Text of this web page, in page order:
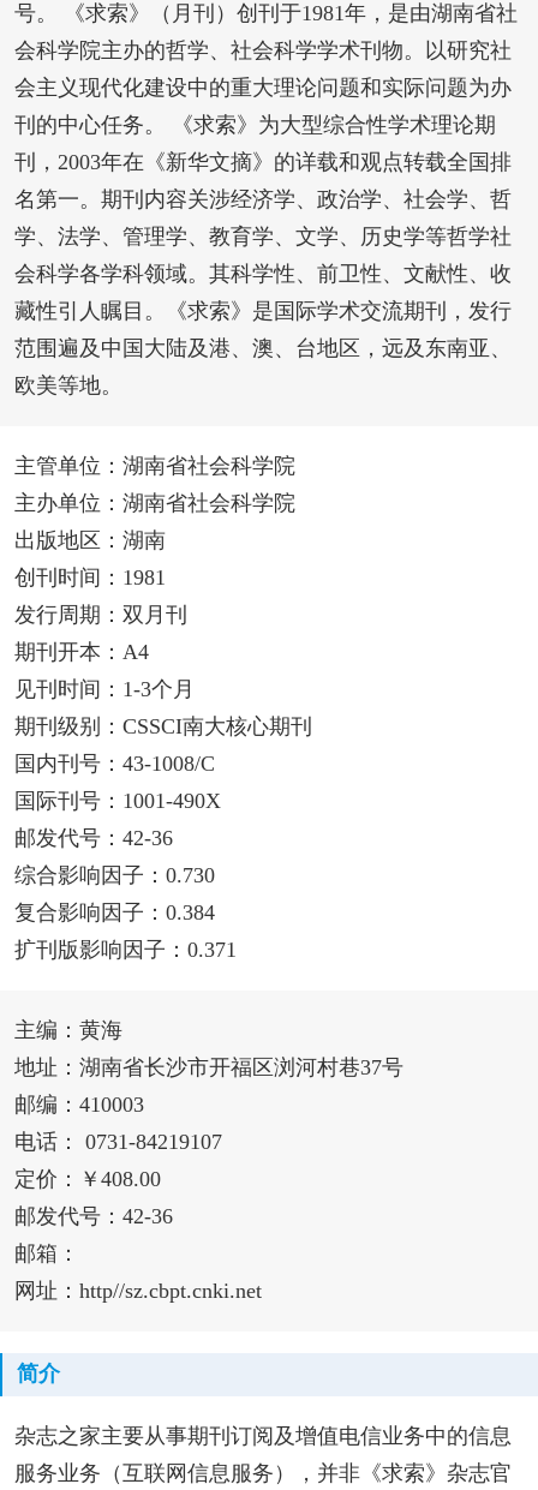
号。 《求索》（月刊）创刊于1981年，是由湖南省社
会科学院主办的哲学、社会科学学术刊物。以研究社
会主义现代化建设中的重大理论问题和实际问题为办
刊的中心任务。 《求索》为大型综合性学术理论期
刊，2003年在《新华文摘》的详载和观点转载全国排
名第一。期刊内容关涉经济学、政治学、社会学、哲
学、法学、管理学、教育学、文学、历史学等哲学社
会科学各学科领域。其科学性、前卫性、文献性、收
藏性引人瞩目。《求索》是国际学术交流期刊，发行
范围遍及中国大陆及港、澳、台地区，远及东南亚、
欧美等地。
主管单位：湖南省社会科学院
主办单位：湖南省社会科学院
出版地区：湖南
创刊时间：1981
发行周期：双月刊
期刊开本：A4
见刊时间：1-3个月
期刊级别：CSSCI南大核心期刊
国内刊号：43-1008/C
国际刊号：1001-490X
邮发代号：42-36
综合影响因子：0.730
复合影响因子：0.384
扩刊版影响因子：0.371
主编：黄海
地址：湖南省长沙市开福区浏河村巷37号
邮编：410003
电话： 0731-84219107
定价：￥408.00
邮发代号：42-36
邮箱：
网址：http//sz.cbpt.cnki.net
简介
杂志之家主要从事期刊订阅及增值电信业务中的信息
服务业务（互联网信息服务），并非《求索》杂志官